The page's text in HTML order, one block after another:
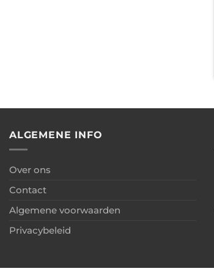
ALGEMENE INFO
Over ons
Contact
Algemene voorwaarden
Privacybeleid